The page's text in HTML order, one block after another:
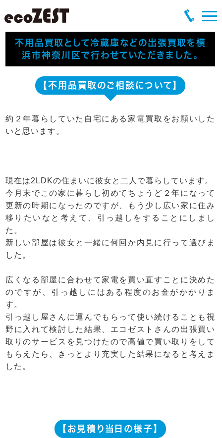
不用品買取として冷蔵庫などの出張買取を横
浜市神奈川区で行わせていただきました。
【不用品買取のご相談について】
約２年暮らしていた自宅にある家電買取をお願いした
いと思います。
現在は2LDKの住まいに彼女と二人で暮らしています。
今月末でこの家に暮らし初めてちょうど２年になって
更新の時期になったのですが、もう少し広い家に住み
移りたいなと考えて、引っ越しをすることにしまし
た。
新しい部屋は彼女と一緒に何回か内見に行って選びま
した。
広くなる部屋に合わせて家電を買い直すことに決めた
のですが、引っ越しにはある程度のお金がかかりま
す。
引っ越し屋さんに運んでもらって使い続けることも視
野に入れて検討した結果、エコゼストさんの出張買い
取りのサービスを見つけたので高値で買い取りをして
もらえたら、きっとより充実した結果になると考えま
した。
【お見積り当日の様子】